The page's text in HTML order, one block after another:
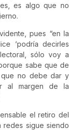
es algo que no
pues “en la
‘podría decirles
sólo voy a
sabe que de
que no debe dar y
al margen de la
el retiro del
redes sigue siendo